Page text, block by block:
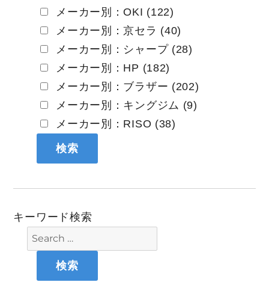
メーカー別：OKI (122)
メーカー別：京セラ (40)
メーカー別：シャープ (28)
メーカー別：HP (182)
メーカー別：ブラザー (202)
メーカー別：キングジム (9)
メーカー別：RISO (38)
キーワード検索